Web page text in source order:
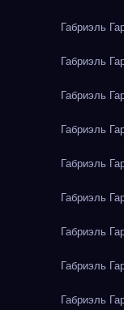
Габриэль
Габриэль
Габриэль
Габриэль
Габриэль
Габриэль
Габриэль
Габриэль
Габриэль